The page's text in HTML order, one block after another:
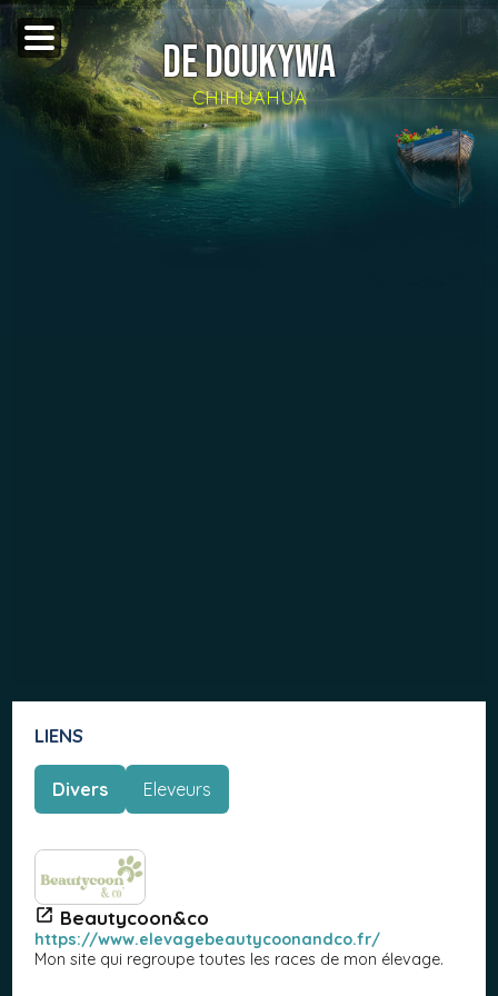
DE DOUKYWA
CHIHUAHUA
LIENS
Divers Eleveurs
Beautycoon&co
https://www.elevagebeautycoonandco.fr/
Mon site qui regroupe toutes les races de mon élevage.